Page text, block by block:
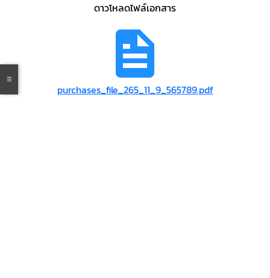
ดาวโหลดไฟล์เอกสาร
purchases_file_265_11_9_565789.pdf